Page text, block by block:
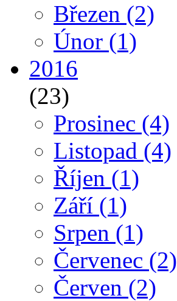
Březen (2)
Únor (1)
2016
(23)
Prosinec (4)
Listopad (4)
Říjen (1)
Září (1)
Srpen (1)
Červenec (2)
Červen (2)